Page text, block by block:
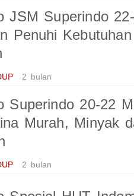
JSM Superindo
Penuhi
2 bulan
Superindo 20-22
Murah, Minyak
2 bulan